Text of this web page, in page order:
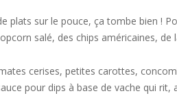
sur le pouce, ça tombe bien !
salé, des chips américaines, de
cerises, petites carottes,
pour dips à base de vache qui rit,